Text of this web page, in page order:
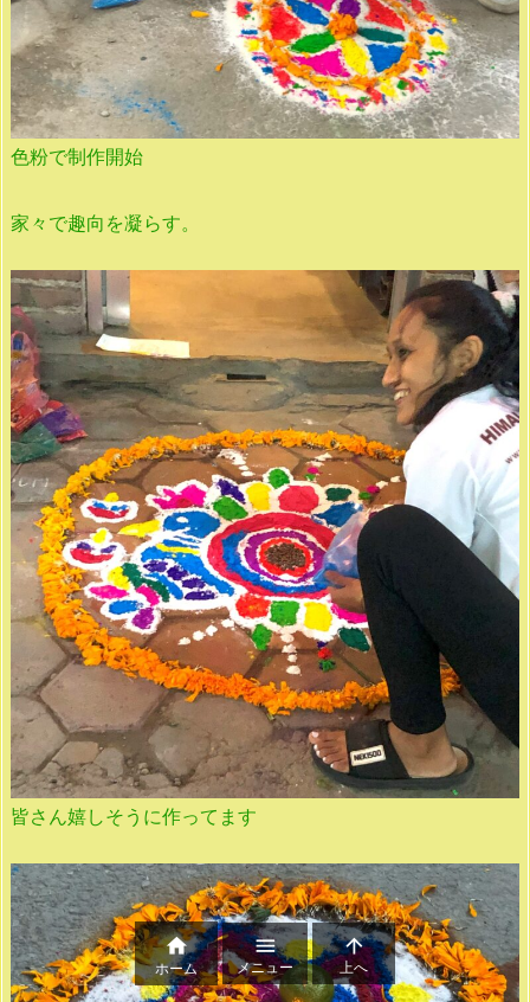
色粉で制作開始
家々で趣向を凝らす。
皆さん嬉しそうに作ってます

ホーム

メニュー

上へ